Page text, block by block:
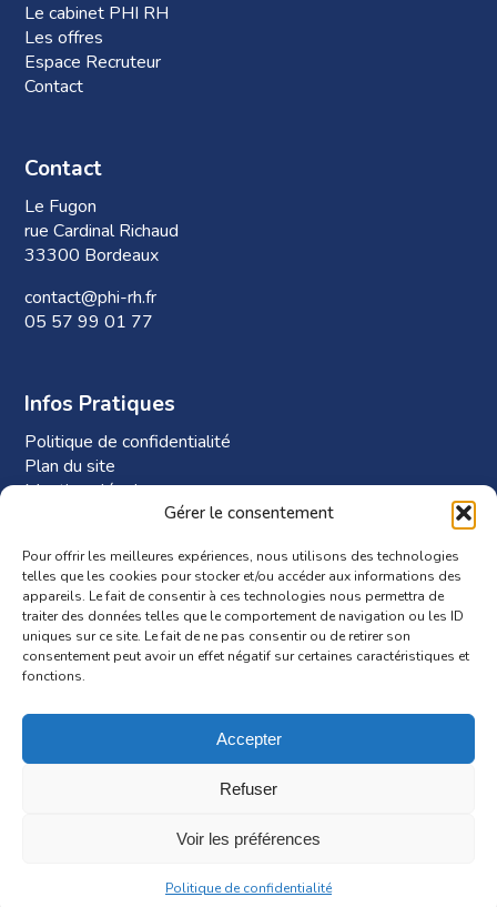
Gérer le consentement
Pour offrir les meilleures expériences, nous utilisons des technologies
telles que les cookies pour stocker et/ou accéder aux informations des
appareils. Le fait de consentir à ces technologies nous permettra de
traiter des données telles que le comportement de navigation ou les ID
uniques sur ce site. Le fait de ne pas consentir ou de retirer son
consentement peut avoir un effet négatif sur certaines caractéristiques et
fonctions.
Accepter
Refuser
Voir les préférences
Politique de confidentialité
Le cabinet PHI RH
Les offres
Espace Recruteur
Contact
Contact
Le Fugon
rue Cardinal Richaud
33300 Bordeaux
contact@phi-rh.fr
05 57 99 01 77
Infos Pratiques
Politique de confidentialité
Plan du site
Mentions légales
Plan d’accès à Phi-RH
© Copyright Phi-RH